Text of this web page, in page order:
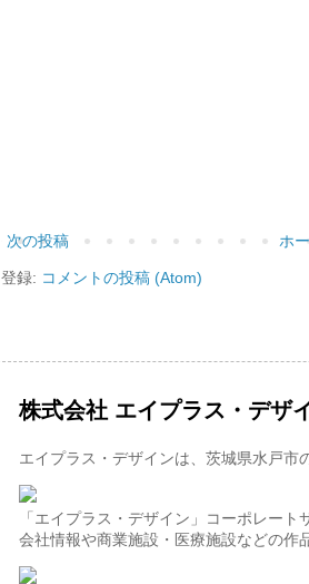
次の投稿 ホ
登録: コメントの投稿 (Atom)
株式会社 エイプラス・デザ
エイプラス・デザインは、茨城県水戸市
「エイプラス・デザイン」コーポレート
会社情報や商業施設・医療施設などの作